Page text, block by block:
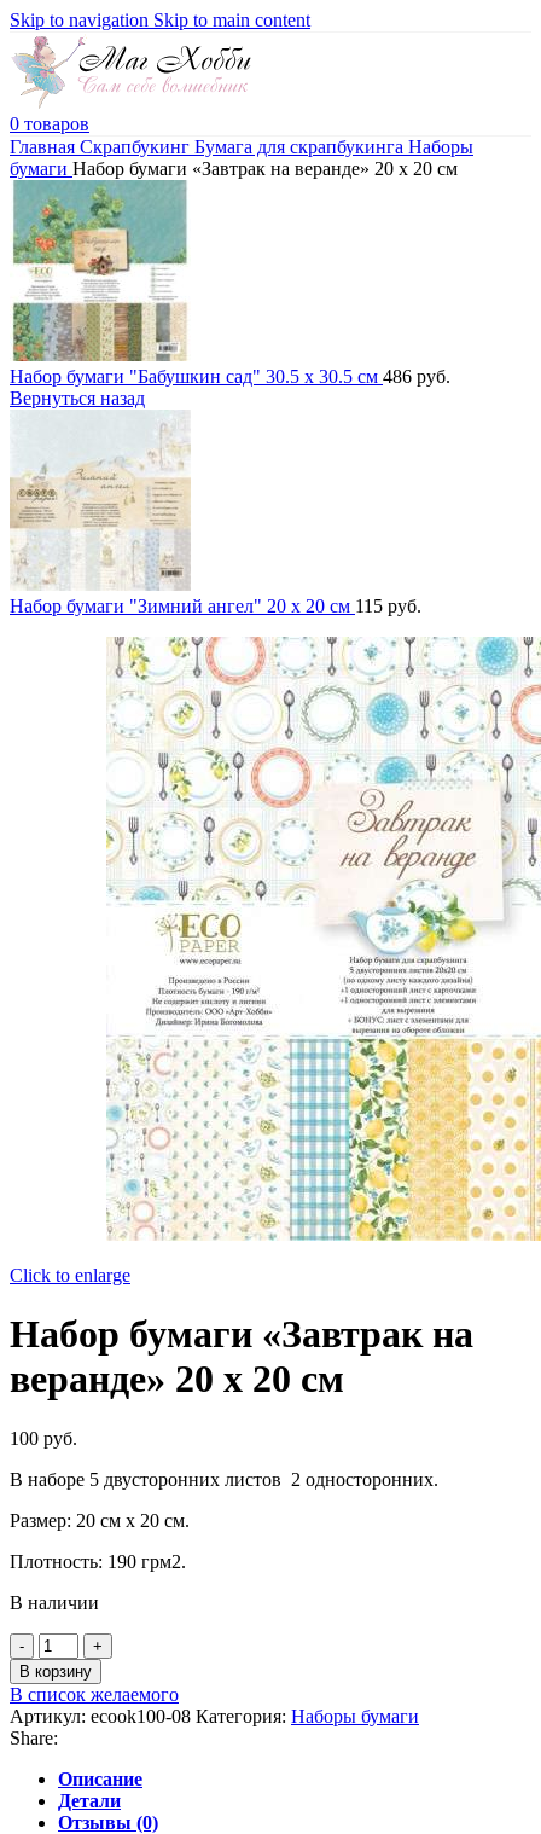
Skip to navigation Skip to main content
0 товаров
Главная Скрапбукинг Бумага для скрапбукинга Наборы
бумаги Набор бумаги «Завтрак на веранде» 20 x 20 см
Набор бумаги "Бабушкин сад" 30.5 x 30.5 см 486 руб.
Вернуться назад
Набор бумаги "Зимний ангел" 20 x 20 см 115 руб.
Click to enlarge
Набор бумаги «Завтрак на
веранде» 20 x 20 см
100 руб.
В наборе 5 двусторонних листов 2 односторонних.
Размер: 20 см х 20 см.
Плотность: 190 грм2.
В наличии
Количество
товара
Набор
бумаги
"Завтрак
на
веранде"
20
x
В корзину
В список желаемого
Артикул: ecook100-08 Категория: Наборы бумаги
Share:
Описание
Детали
Отзывы (0)